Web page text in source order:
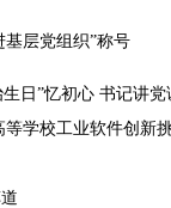
层党组织”称号
日”忆初心 书记讲
等学校工业软件创新